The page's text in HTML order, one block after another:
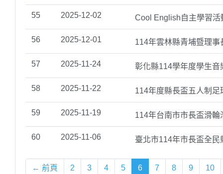
55 2025-12-02 Cool English自主學習活
56 2025-12-01 114年雲林縣青埔暨理
57 2025-11-24 彰化縣114學年度學生
58 2025-11-22 114年度縣長盃五人制足
59 2025-11-19 114年台南市市長盃滑輪
60 2025-11-06 臺北市114年市長盃全民
← 前頁 2 3 4 5 6 7 8 9 10